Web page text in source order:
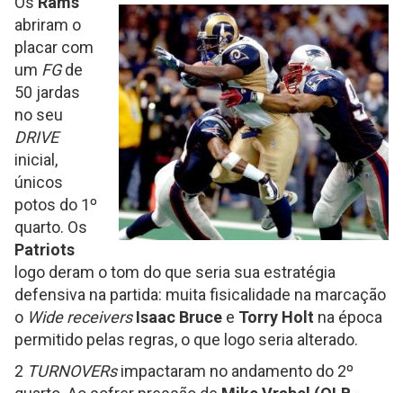
abriram o
placar com
um FGde
50 jardas
no seu
DRIVE
inicial,
únicos
potos do 1º
quarto. Os
Patriots
logo deram o tom do que seria sua estratégia
defensiva na partida: muita fisicalidade na marcação
o Wide receivers Isaac Bruce e Torry Holt na época
permitido pelas regras, o que logo seria alterado.
2 TURNOVERsimpactaram no andamento do 2º